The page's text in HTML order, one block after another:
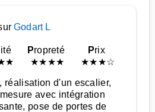
Godart L
★
Propreté
★★★★
Prix
★★★☆
réalisation d'un escalier,
avec intégration
pose de portes de